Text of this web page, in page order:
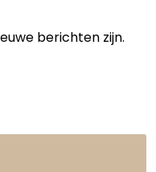
berichten zijn.